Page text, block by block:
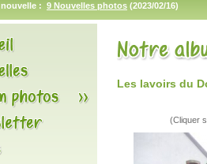
: 9 Nouvelles photos (2023/02/16)
Les lavoirs du
(Cliquer